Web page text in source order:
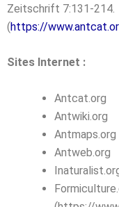
Zeitschrift 7:131-214.
(https://
Sites Internet :
Antcat.org
Antwiki.org
Antmaps.org
Antweb.org